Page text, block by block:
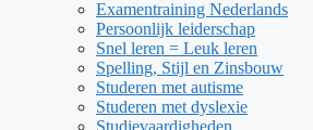
Examentraining Nederlands
Persoonlijk leiderschap
Snel leren = Leuk leren
Spelling, Stijl en Zinsbouw
Studeren met autisme
Studeren met dyslexie